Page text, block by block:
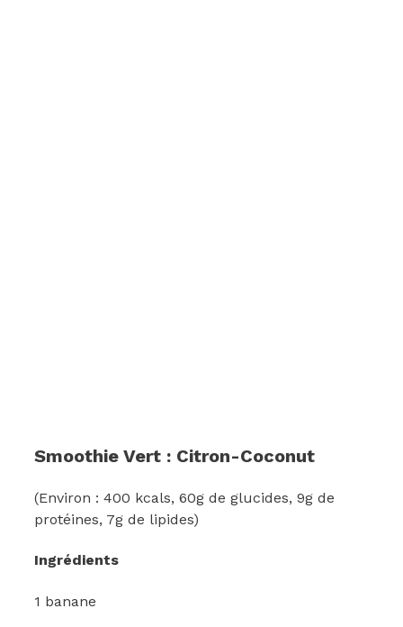
Smoothie Vert : Citron-Coconut
(Environ : 400 kcals, 60g de glucides, 9g de
protéines, 7g de lipides)
Ingrédients
1 banane